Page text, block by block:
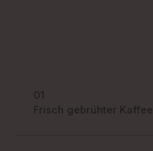
01
Frisch gebrühter Kaffee